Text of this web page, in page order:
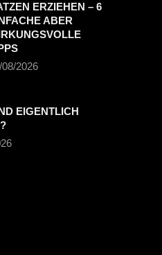
ERZIEHEN – 6
ABER
08/2026
EIGENTLICH